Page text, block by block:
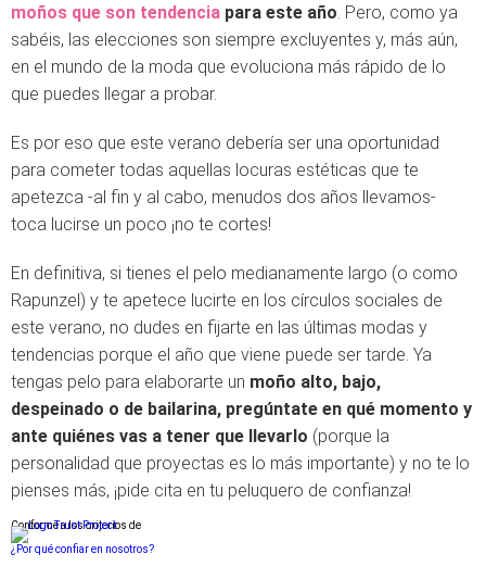
moños que son tendencia para este año. Pero, como ya
sabéis, las elecciones son siempre excluyentes y, más aún,
en el mundo de la moda que evoluciona más rápido de lo
que puedes llegar a probar.
Es por eso que este verano debería ser una oportunidad
para cometer todas aquellas locuras estéticas que te
apetezca -al fin y al cabo, menudos dos años llevamos-
toca lucirse un poco ¡no te cortes!
En definitiva, si tienes el pelo medianamente largo (o como
Rapunzel) y te apetece lucirte en los círculos sociales de
este verano, no dudes en fijarte en las últimas modas y
tendencias porque el año que viene puede ser tarde. Ya
tengas pelo para elaborarte un moño alto, bajo,
despeinado o de bailarina, pregúntate en qué momento y
ante quiénes vas a tener que llevarlo (porque la
personalidad que proyectas es lo más importante) y no te lo
pienses más, ¡pide cita en tu peluquero de confianza!
Conforme a los criterios de
¿Por qué confiar en nosotros?